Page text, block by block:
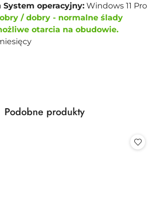
System operacyjny: Windows 11 Pro
/ dobry - normalne ślady
otarcia na obudowie.
produktów
Produkty
Podobne produkty